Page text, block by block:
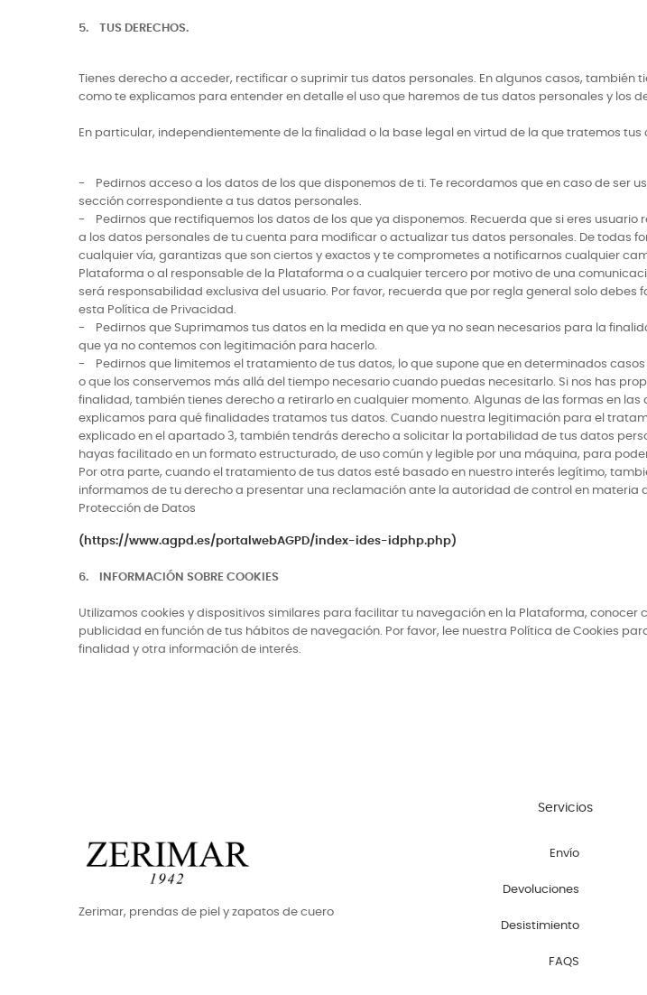
5. TUS DERECHOS.
Tienes derecho a acceder, rectificar o suprimir tus datos personales. En algunos casos,
como te explicamos para entender en detalle el uso que haremos de tus datos personales y los
En particular, independientemente de la finalidad o la base legal en virtud de la que tratemos tus
- Pedirnos acceso a los datos de los que disponemos de ti. Te recordamos que en caso de ser
sección correspondiente a tus datos personales.
- Pedirnos que rectifiquemos los datos de los que ya disponemos. Recuerda que si eres
a los datos personales de tu cuenta para modificar o actualizar tus datos personales. De todas
cualquier vía, garantizas que son ciertos y exactos y te comprometes a notificarnos cualquier
Plataforma o al responsable de la Plataforma o a cualquier tercero por motivo de una
será responsabilidad exclusiva del usuario. Por favor, recuerda que por regla general solo
esta Política de Privacidad.
- Pedirnos que Suprimamos tus datos en la medida en que ya no sean necesarios para la
que ya no contemos con legitimación para hacerlo.
- Pedirnos que limitemos el tratamiento de tus datos, lo que supone que en determinados
o que los conservemos más allá del tiempo necesario cuando puedas necesitarlo. Si nos has
finalidad, también tienes derecho a retirarlo en cualquier momento. Algunas de las formas en
explicamos para qué finalidades tratamos tus datos. Cuando nuestra legitimación para el
explicado en el apartado 3, también tendrás derecho a solicitar la portabilidad de tus datos
hayas facilitado en un formato estructurado, de uso común y legible por una máquina, para
Por otra parte, cuando el tratamiento de tus datos esté basado en nuestro interés legítimo,
informamos de tu derecho a presentar una reclamación ante la autoridad de control en
Protección de Datos
(https://www.agpd.es/portalwebAGPD/index-ides-idphp.php)
6. INFORMACIÓN SOBRE COOKIES
Utilizamos cookies y dispositivos similares para facilitar tu navegación en la Plataforma,
publicidad en función de tus hábitos de navegación. Por favor, lee nuestra Política de Cookies
finalidad y otra información de interés.
Zerimar, prendas de piel y zapatos de cuero
Servicios
Envío
Devoluciones
Desistimiento
FAQS